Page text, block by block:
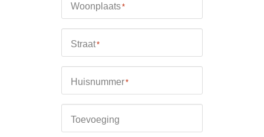
Woonplaats*
Straat*
Huisnummer*
Toevoeging